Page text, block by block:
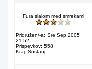
Fura slalom med smrekami
Pridružen/-a: Sre Sep 2005
21:52
Prispevkov: 558
Kraj: Šoštanj